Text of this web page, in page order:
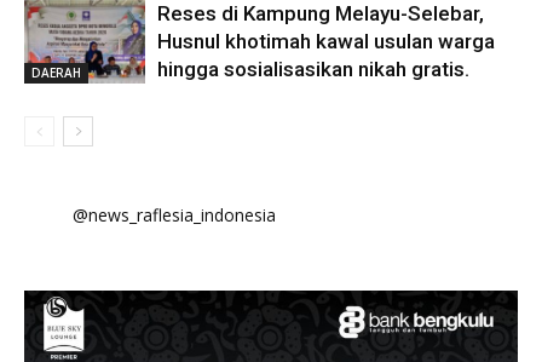
DAERAH
Reses di Kampung Melayu-Selebar,
Husnul khotimah kawal usulan warga
hingga sosialisasikan nikah gratis.
@news_raflesia_indonesia